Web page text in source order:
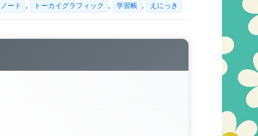
ノート , トーカイグラフィック , 学習帳 , えにっき